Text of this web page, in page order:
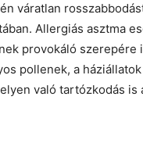
váratlan
Allergiás asztma
provokáló szerepére
pollenek, a
való tartózkodás is